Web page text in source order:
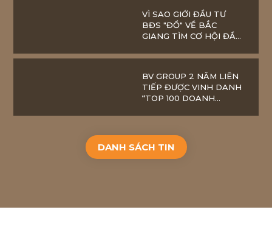
VÌ SAO GIỚI ĐẦU TƯ
BĐS "ĐỔ" VỀ BẮC
GIANG TÌM CƠ HỘI ĐẦU
BV GROUP 2 NĂM LIÊN
TIẾP ĐƯỢC VINH DANH
“TOP 100 DOANH
DANH SÁCH TIN